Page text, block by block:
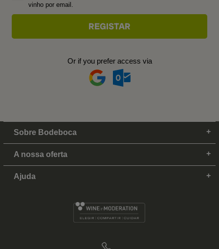
vinho por email.
Or if you prefer access via
Sobre Bodeboca
A nossa oferta
Ajuda